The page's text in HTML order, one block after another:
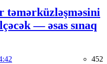
təmərküzləşməsini
— əsas sınaq
452